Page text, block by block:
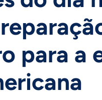
para a